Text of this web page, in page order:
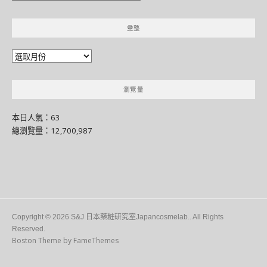
別
彙整
彙
瀏覽量
本日人氣：63
總瀏覽量：12,700,987
Copyright © 2026 S&J 日本藥粧研究室Japancosmelab.. All Rights
Reserved.
Boston Theme by FameThemes